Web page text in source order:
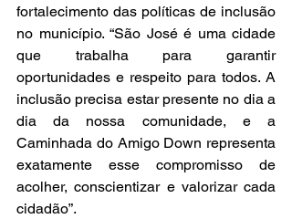
fortalecimento das políticas de inclusão
no município. “São José é uma cidade
que trabalha para garantir
oportunidades e respeito para todos. A
inclusão precisa estar presente no dia a
dia da nossa comunidade, e a
Caminhada do Amigo Down representa
exatamente esse compromisso de
acolher, conscientizar e valorizar cada
cidadão”.